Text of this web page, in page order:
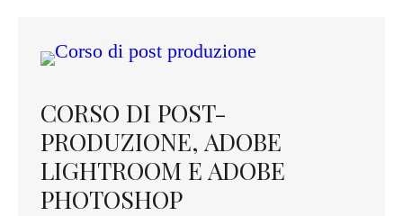
CORSO DI POST-
PRODUZIONE, ADOBE
LIGHTROOM E ADOBE
PHOTOSHOP